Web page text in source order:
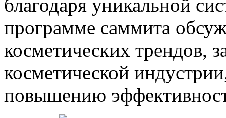
благодаря уникальной
программе саммита
косметических трендов,
косметической
повышению